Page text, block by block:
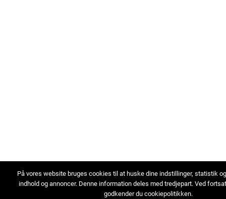
På vores website bruges cookies til at huske dine indstillinger, statistik
indhold og annoncer. Denne information deles med tredjepart. Ved
godkender du cookiepolitikken.